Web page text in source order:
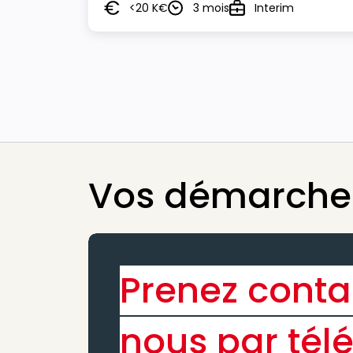
Salaire<20 K€Durée3 moisTypeInterim
Vos
Prenez
nous par